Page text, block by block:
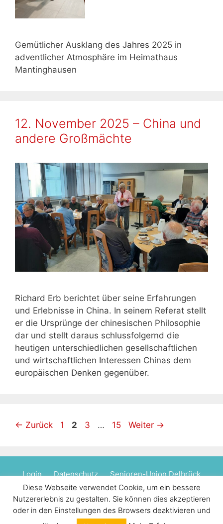
Gemütlicher Ausklang des Jahres 2025 in
adventlicher Atmosphäre im Heimathaus
Mantinghausen
12. November 2025 – China und
andere Großmächte
Richard Erb berichtet über seine Erfahrungen
und Erlebnisse in China. In seinem Referat stellt
er die Ursprünge der chinesischen Philosophie
dar und stellt daraus schlussfolgernd die
heutigen unterschiedlichen gesellschaftlichen
und wirtschaftlichen Interessen Chinas dem
europäischen Denken gegenüber.
← Zurück Seite
1 Seite
2 Seite
3 … Seite
15 Weiter →
Login Datenschutz
Senioren-Union Delbrück
CDU Senioren Kreis PB
© 2026 Senioren Union Salzkotten • Erstellt mit
Diese Webseite verwendet Cookie, um ein bessere
Nutzererlebnis zu gestalten. Sie können dies akzeptieren
oder in den Einstellungen des Browsers deaktivieren und